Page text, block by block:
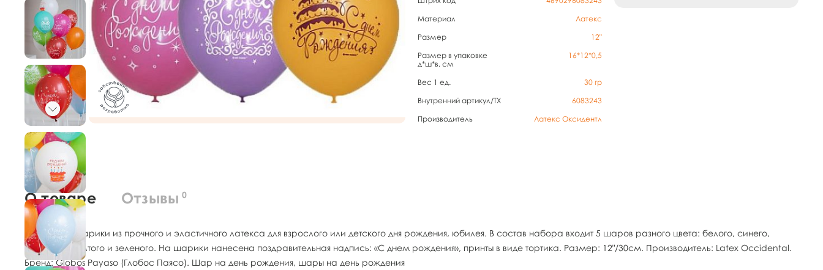
Материал
Латекс
Размер
12"
Размер в упаковке
д*ш*в, см
16*12*0,5
Вес 1 ед. 30 гр
Внутренний артикул/TX
6083243
Производитель
Латекс Оксидентл
О товаре Отзывы 0
Воздушные шарики из прочного и эластичного латекса для взрослого или детского дня рождения, юбилея. В состав набора входит 5 шаров разного цвета: белого, синего,
красного, желтого и зеленого. На шарики нанесена поздравительная надпись: «С днем рождения», принты в виде тортика. Размер: 12"/30см. Производитель: Latex Occidental.
Бренд: Globos Payaso (Глобос Паясо). Шар на день рождения, шары на день рождения